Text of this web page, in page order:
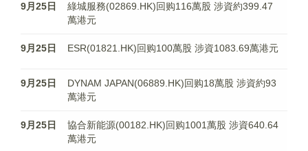
9月25日
綠城服務(02869.HK)回购116萬股 涉資約399.47
萬港元
9月25日 ESR(01821.HK)回购100萬股 涉資1083.69萬港元
9月25日
DYNAM JAPAN(06889.HK)回购18萬股 涉資約93
萬港元
9月25日
協合新能源(00182.HK)回购1001萬股 涉資640.64
萬港元